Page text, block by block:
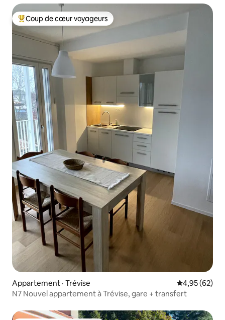
Coup de cœur voyageurs parmi les plus aimés
Coup de cœur voyageurs
Appartement · Trévise Note
4,95 (62)
N7 Nouvel appartement à Trévise, gare + transfert